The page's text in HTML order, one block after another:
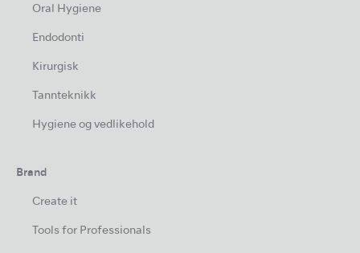
Oral Hygiene
Endodonti
Kirurgisk
Tannteknikk
Hygiene og vedlikehold
Brand
Create it
Tools for Professionals